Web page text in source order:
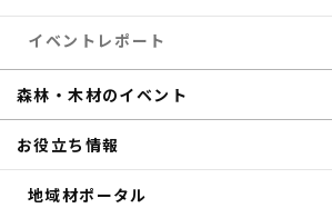
eTREEコラム
サステナブル
森林・木材のお得情報
木材加工
補助金
商品紹介
イベントレポート
共催セミナー
eTREE TALK
森の未来会議
森林・木材のイベント
お役立ち情報
地域材ポータル